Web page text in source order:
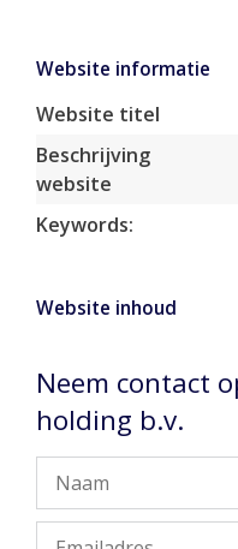
Website informatie
Website titel
Beschrijving
website
Keywords:
Website inhoud
Neem contact
holding b.v.